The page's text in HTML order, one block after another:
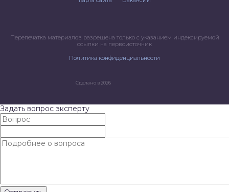
Перепечатка материалов разрешена только с указанием индексируемой
ссылки на первоисточник
Политика конфиденциальности
Сделано в 2026
Задать вопрос эксперту